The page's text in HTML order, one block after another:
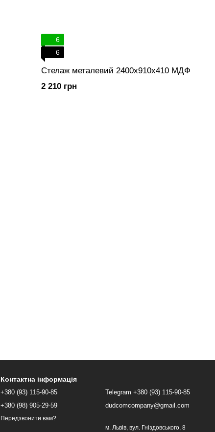
6
6
Стелаж металевий 2400х910х410 МДФ
2 210 грн
Контактна інформація
+380 (93) 115-90-85
+380 (98) 905-29-59
Передзвонити вам?
Telegram +380 (93) 115-90-85
dudcomcompany@gmail.com
м. Львів, вул. Гніздовського, 8